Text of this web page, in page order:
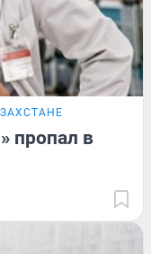
пропал в